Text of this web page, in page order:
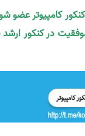
کامپیوتر عضو
در کنکور ارشد